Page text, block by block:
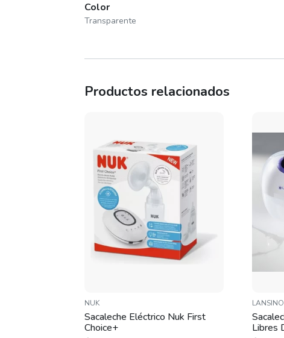
Color
Transparente
Productos relacionados
NUK
Sacaleche Eléctrico Nuk First
Choice+
Libres